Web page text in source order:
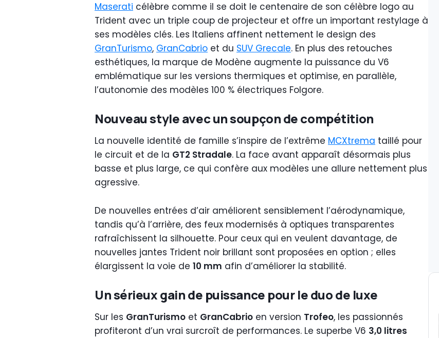
Maserati célèbre comme il se doit le centenaire de son célèbre logo au
Trident avec un triple coup de projecteur et offre un important restylage à
ses modèles clés. Les Italiens affinent nettement le design des
GranTurismo, GranCabrio et du SUV Grecale. En plus des retouches
esthétiques, la marque de Modène augmente la puissance du V6
emblématique sur les versions thermiques et optimise, en parallèle,
l’autonomie des modèles 100 % électriques Folgore.
Nouveau style avec un soupçon de compétition
La nouvelle identité de famille s’inspire de l’extrême MCXtrema taillé pour
le circuit et de la GT2 Stradale. La face avant apparaît désormais plus
basse et plus large, ce qui confère aux modèles une allure nettement plus
agressive.
De nouvelles entrées d’air améliorent sensiblement l’aérodynamique,
tandis qu’à l’arrière, des feux modernisés à optiques transparentes
rafraîchissent la silhouette. Pour ceux qui en veulent davantage, de
nouvelles jantes Trident noir brillant sont proposées en option ; elles
élargissent la voie de 10 mm afin d’améliorer la stabilité.
Un sérieux gain de puissance pour le duo de luxe
Sur les GranTurismo et GranCabrio en version Trofeo, les passionnés
profiteront d’un vrai surcroît de performances. Le superbe V6 3,0 litres